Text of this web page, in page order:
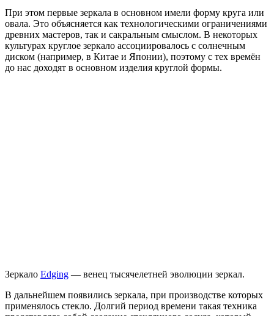
При этом первые зеркала в основном имели форму круга или
овала. Это объясняется как технологическими ограничениями
древних мастеров, так и сакральным смыслом. В некоторых
культурах круглое зеркало ассоциировалось с солнечным
диском (например, в Китае и Японии), поэтому с тех времён
до нас доходят в основном изделия круглой формы.
Зеркало Edging — венец тысячелетней эволюции зеркал.
В дальнейшем появились зеркала, при производстве которых
применялось стекло. Долгий период времени такая техника